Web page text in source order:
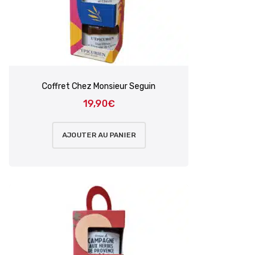
Coffret Chez Monsieur Seguin
19,90€
AJOUTER AU PANIER